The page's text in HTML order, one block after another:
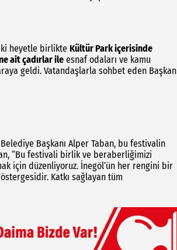
heyetle birlikte Kültür Park içerisinde
ait çadırlar ile esnaf odaları ve kamu
geldi. Vatandaşlarla sohbet eden Başkan
Başkanı Alper Taban, bu festivalin
“Bu festivali birlik ve beraberliğimizi
için düzenliyoruz. İnegöl’ün her rengini bir
Katkı sağlayan tüm